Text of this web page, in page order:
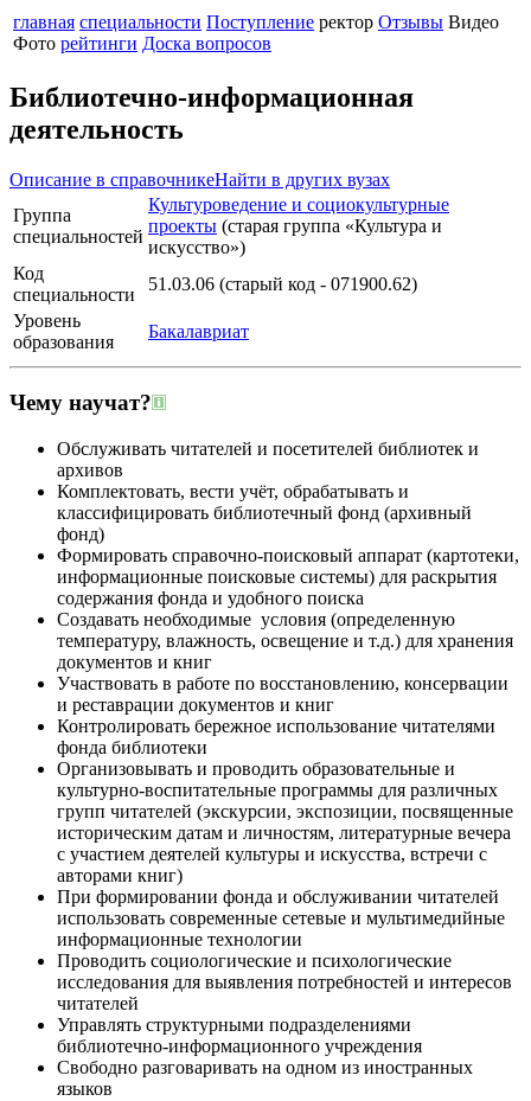
главная специальности Поступление ректор Отзывы Видео
Фото рейтинги Доска вопросов
Библиотечно-информационная
деятельность
Описание в справочникеНайти в других вузах
Группа
специальностей
Культуроведение и социокультурные
проекты (старая группа «Культура и
искусство»)
Код
специальности
51.03.06 (старый код - 071900.62)
Уровень
образования
Бакалавриат
Чему научат?
Обслуживать читателей и посетителей библиотек и
архивов
Комплектовать, вести учёт, обрабатывать и
классифицировать библиотечный фонд (архивный
фонд)
Формировать справочно-поисковый аппарат (картотеки,
информационные поисковые системы) для раскрытия
содержания фонда и удобного поиска
Создавать необходимые условия (определенную
температуру, влажность, освещение и т.д.) для хранения
документов и книг
Участвовать в работе по восстановлению, консервации
и реставрации документов и книг
Контролировать бережное использование читателями
фонда библиотеки
Организовывать и проводить образовательные и
культурно-воспитательные программы для различных
групп читателей (экскурсии, экспозиции, посвященные
историческим датам и личностям, литературные вечера
с участием деятелей культуры и искусства, встречи с
авторами книг)
При формировании фонда и обслуживании читателей
использовать современные сетевые и мультимедийные
информационные технологии
Проводить социологические и психологические
исследования для выявления потребностей и интересов
читателей
Управлять структурными подразделениями
библиотечно-информационного учреждения
Свободно разговаривать на одном из иностранных
языков